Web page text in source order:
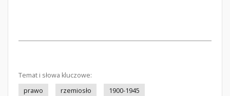
Temat i słowa kluczowe:
prawo
rzemiosło
1900-1945